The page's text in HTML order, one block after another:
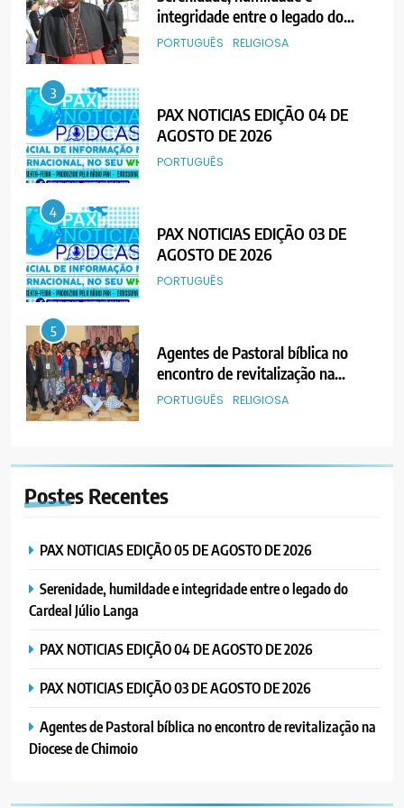
integridade entre o legado do
Cardeal Júlio Langa
PORTUGUÊS RELIGIOSA
3
PAX NOTICIAS EDIÇÃO 04 DE
AGOSTO DE 2026
PORTUGUÊS
4
PAX NOTICIAS EDIÇÃO 03 DE
AGOSTO DE 2026
PORTUGUÊS
5
Agentes de Pastoral bíblica no
encontro de revitalização na
Diocese de Chimoio
PORTUGUÊS RELIGIOSA
“Um movimento eclesial sem
Cristo como centro é uma simples
MERCADO DE INHAMÍZUA:
VENDEDORES FOI ACEITE, MAS
CAMINHO
PORTUGUÊS
8
JUNHO DE 2026
Postes Recentes
PAX NOTICIAS EDIÇÃO 05 DE AGOSTO DE 2026
Serenidade, humildade e integridade entre o legado do
Cardeal Júlio Langa
PAX NOTICIAS EDIÇÃO 04 DE AGOSTO DE 2026
PAX NOTICIAS EDIÇÃO 03 DE AGOSTO DE 2026
Agentes de Pastoral bíblica no encontro de revitalização na
Diocese de Chimoio